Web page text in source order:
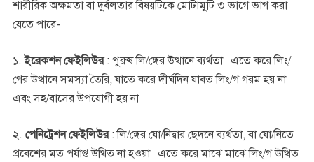
শারীরিক অক্ষমতা বা দুর্বলতার বিষয়টিকে মোটামুটি ৩ ভাগে ভাগ করা
যেতে পারে-
১.ইরেকশন ফেইলিউর: পুরুষ লি/ঙ্গের উত্থানে ব্যর্থতা। এতে করে লিং/
গের উত্থানে সমস্যা তৈরি, যাতে করে দীর্ঘদিন যাবত লিং/গ গরম হয় না
এবং সহ/বাসের উপযোগী হয় না।
২. পেনিট্রেশন ফেইলিউর: লি/ঙ্গের যো/নিদ্বার ছেদনে ব্যর্থতা, বা যো/নিতে
প্রবেশের মত পর্যাপ্ত উথিত না হওয়া। এতে করে মাঝে মাঝে লিং/গ উত্থিত